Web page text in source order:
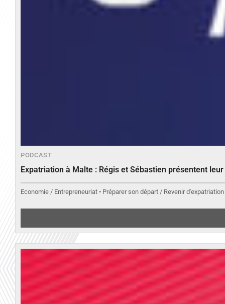
PODCAST
Expatriation à Malte : Régis et Sébastien présentent
Economie / Entrepreneuriat • Préparer son départ / Revenir d'expatriation